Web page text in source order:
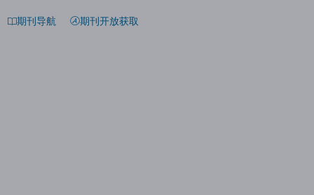
期刊导航 期刊开放获取